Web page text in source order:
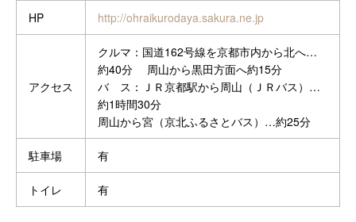
HP http://ohraikurodaya.sakura.ne.jp
アクセス
クルマ：国道162号線を京都市内から北へ…
約40分 周山から黒田方面へ約15分
バ ス：ＪＲ京都駅から周山（ＪＲバス）…
約1時間30分
周山から宮（京北ふるさとバス）…約25分
駐車場 有
トイレ 有